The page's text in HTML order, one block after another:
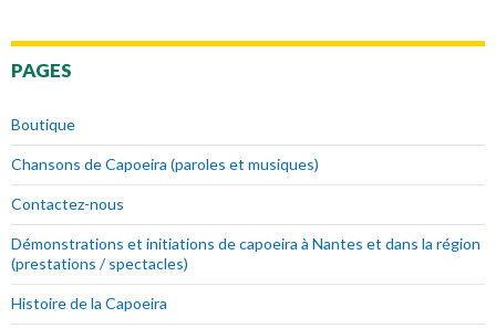
PAGES
Boutique
Chansons de Capoeira (paroles et musiques)
Contactez-nous
Démonstrations et initiations de capoeira à Nantes et dans la région
(prestations / spectacles)
Histoire de la Capoeira